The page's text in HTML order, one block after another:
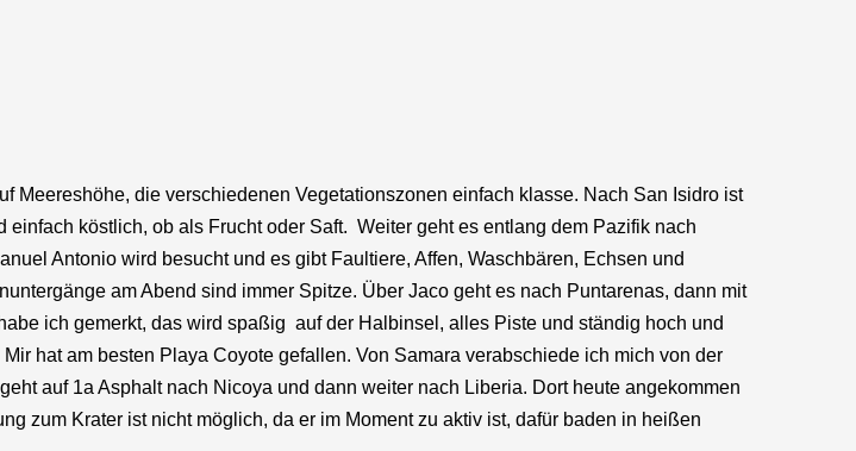
Meereshöhe, die verschiedenen Vegetationszonen einfach klasse. Nach San Isidro ist
köstlich, ob als Frucht oder Saft. Weiter geht es entlang dem Pazifik nach
Antonio wird besucht und es gibt Faultiere, Affen, Waschbären, Echsen und
am Abend sind immer Spitze. Über Jaco geht es nach Puntarenas, dann mit
ich gemerkt, das wird spaßig auf der Halbinsel, alles Piste und ständig hoch und
hat am besten Playa Coyote gefallen. Von Samara verabschiede ich mich von der
auf 1a Asphalt nach Nicoya und dann weiter nach Liberia. Dort heute angekommen
zum Krater ist nicht möglich, da er im Moment zu aktiv ist, dafür baden in heißen